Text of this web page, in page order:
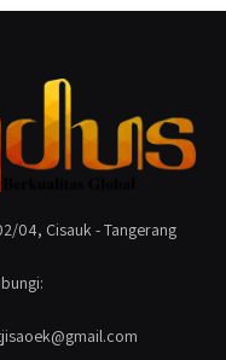
04, Cisauk - Tangerang